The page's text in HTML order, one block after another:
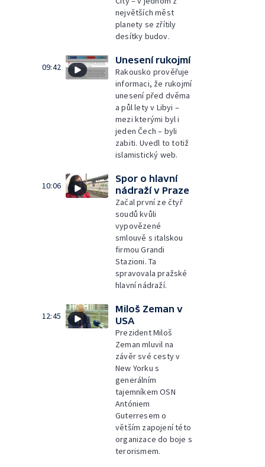
největších měst
planety se zřítily
desítky budov.
09:42
Unesení rukojmí
Rakousko prověřuje
informaci, že rukojmí
unesení před dvěma
a půl lety v Libyi –
mezi kterými byl i
jeden Čech – byli
zabiti. Uvedl to totiž
islamistický web.
10:06
Spor o hlavní
nádraží v Praze
Začal první ze čtyř
soudů kvůli
vypovězené
smlouvě s italskou
firmou Grandi
Stazioni. Ta
spravovala pražské
hlavní nádraží.
12:45
Miloš Zeman v
USA
Prezident Miloš
Zeman mluvil na
závěr své cesty v
New Yorku s
generálním
tajemníkem OSN
Antóniem
Guterresem o
větším zapojení této
organizace do boje s
terorismem.